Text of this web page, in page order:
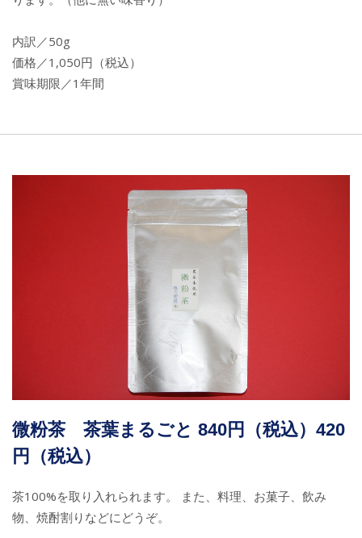
内訳／50g
価格／1,050円（税込）
賞味期限／1年間
微粉茶 茶葉まるごと 840円（税込）420
円（税込）
茶100%を取り入れられます。 また、料理、お菓子、飲み
物、焼酎割りなどにどうぞ。